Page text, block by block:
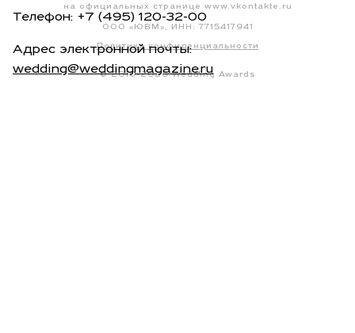
Телефон: +7 (495) 120-32-00
Адрес электронной почты:
wedding@weddingmagazine.ru
на официальных странице www.vkontakte.ru
ООО «ЮВМ», ИНН: 7715417941
Политика конфиденциальности
© 2010-2026 Wedding Awards